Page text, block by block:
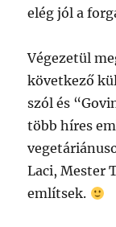
elég jól a
Végezetül
következő
szól és
több híres
Laci, Mester
említsek.